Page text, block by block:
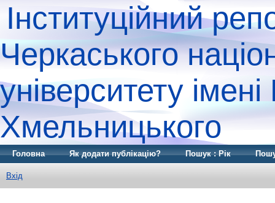
Інституційний
Черкаського
університету
Хмельницького
Головна Як додати публікацію? Пошук : Рік
Вхід